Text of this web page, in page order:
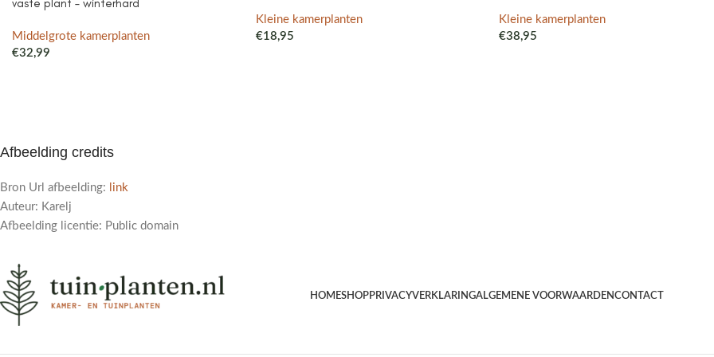
vaste plant – winterhard
Middelgrote kamerplanten
€32,99
Kleine kamerplanten
€18,95
Kleine kamerplanten
€38,95
Afbeelding credits
Bron Url afbeelding:
link
Auteur: Karelj
Afbeelding licentie: Public domain
HOMESHOPPRIVACYVERKLARINGALGEMENE VOORWAARDENCONTACT